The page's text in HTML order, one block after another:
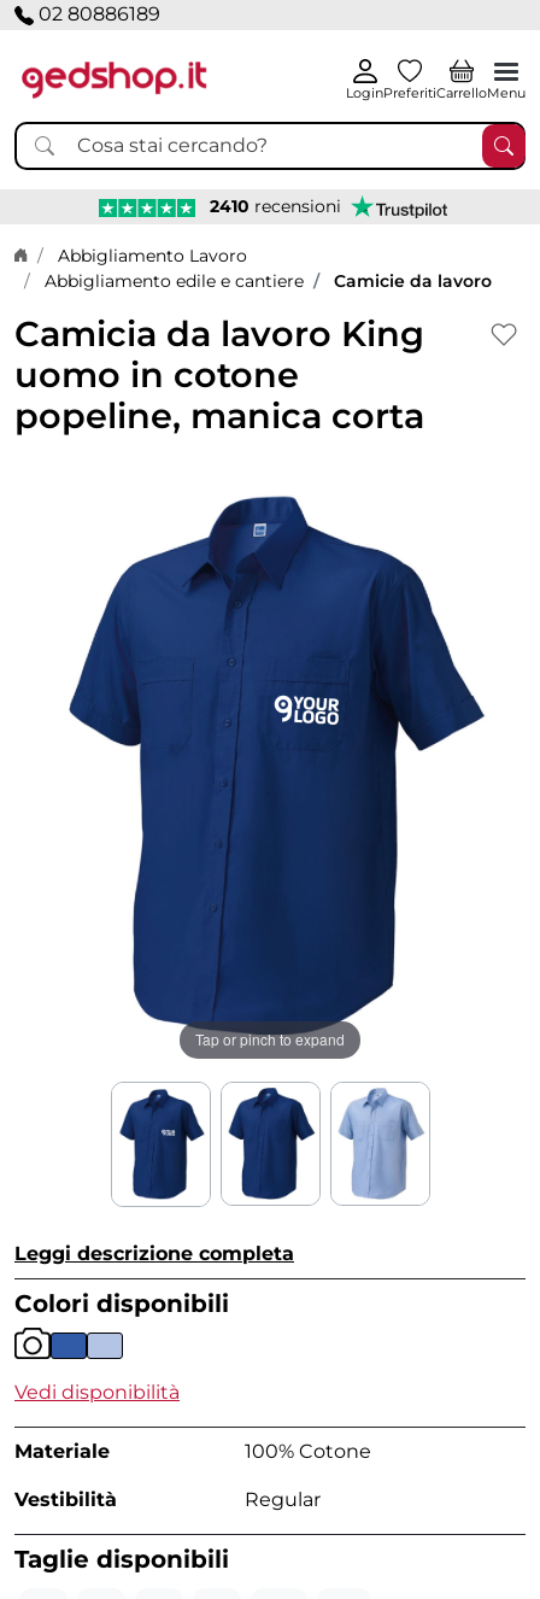
02 80886189
LoginPreferitiCarrelloMenu
2410 recensioni
Home page
Abbigliamento Lavoro
Abbigliamento edile e cantiere
Camicie da lavoro
Camicia da lavoro King
uomo in cotone
popeline, manica corta
Tap or pinch to expand
Leggi descrizione completa
Colori disponibili
Vedi disponibilità
Materiale 100% Cotone
Vestibilità Regular
Taglie disponibili